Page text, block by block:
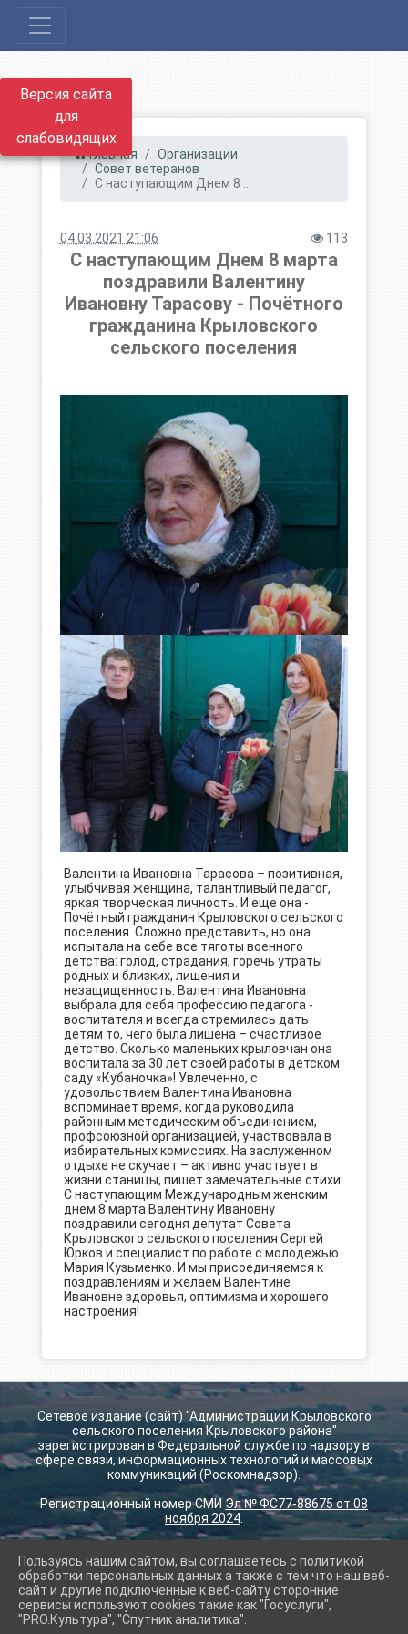
Версия сайта
для
слабовидящих
Главная
Организации
Совет ветеранов
С наступающим Днем 8 ...
04.03.2021 21:06 113
С наступающим Днем 8 марта
поздравили Валентину
Ивановну Тарасову - Почётного
гражданина Крыловского
сельского поселения
Валентина Ивановна Тарасова – позитивная,
улыбчивая женщина, талантливый педагог,
яркая творческая личность. И еще она -
Почётный гражданин Крыловского сельского
поселения. Сложно представить, но она
испытала на себе все тяготы военного
детства: голод, страдания, горечь утраты
родных и близких, лишения и
незащищенность. Валентина Ивановна
выбрала для себя профессию педагога -
воспитателя и всегда стремилась дать
детям то, чего была лишена – счастливое
детство. Сколько маленьких крыловчан она
воспитала за 30 лет своей работы в детском
саду «Кубаночка»! Увлеченно, с
удовольствием Валентина Ивановна
вспоминает время, когда руководила
районным методическим объединением,
профсоюзной организацией, участвовала в
избирательных комиссиях. На заслуженном
отдыхе не скучает – активно участвует в
жизни станицы, пишет замечательные стихи.
С наступающим Международным женским
днем 8 марта Валентину Ивановну
поздравили сегодня депутат Совета
Крыловского сельского поселения Сергей
Юрков и специалист по работе с молодежью
Мария Кузьменко. И мы присоединяемся к
поздравлениям и желаем Валентине
Ивановне здоровья, оптимизма и хорошего
настроения!
Сетевое издание (сайт) "Администрации Крыловского
сельского поселения Крыловского района"
зарегистрирован в Федеральной службе по надзору в
сфере связи, информационных технологий и массовых
коммуникаций (Роскомнадзор).
Регистрационный номер СМИ Эл № ФС77-88675 от 08
ноября 2024.
2026 г. krilovskay.ru
Вход
Карта сайта
Политика обработки персональных данных
Пользуясь нашим сайтом, вы соглашаетесь с политикой
обработки персональных данных а также с тем что наш веб-
сайт и другие подключенные к веб-сайту сторонние
сервисы используют cookies такие как "Госуслуги",
"PRO.Культура", "Спутник аналитика".